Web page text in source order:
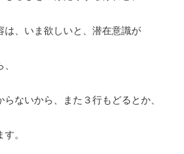
は、いま欲しいと、潜在意識が
ないから、また３行もどるとか、
。